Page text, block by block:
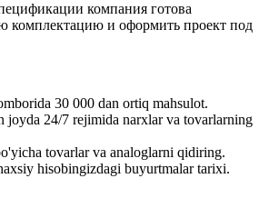
компания готова
комплектацию и оформить проект под
30 000 dan ortiq mahsulot.
joyda 24/7 rejimida narxlar va tovarlarning
tovarlar va analoglarni qidiring.
hisobingizdagi buyurtmalar tarixi.